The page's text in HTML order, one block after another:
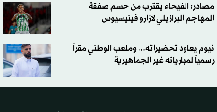
مصادر: الفيحاء يقترب من حسم صفقة
المهاجم البرازيلي لازارو فينيسيوس
نيوم يعاود تحضيراته... وملعب الوطني مقراً
رسمياً لمبارياته غير الجماهيرية